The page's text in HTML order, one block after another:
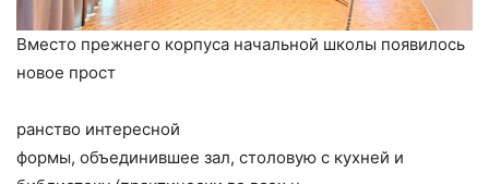
Вместо прежнего корпуса начальной школы появилось
новое прост
ранство интересной
формы, объединившее зал, столовую с кухней и